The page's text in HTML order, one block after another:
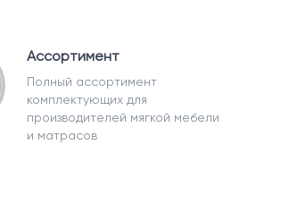
Ассортимент
Полный ассортимент
комплектующих для
производителей мягкой мебели
и матрасов